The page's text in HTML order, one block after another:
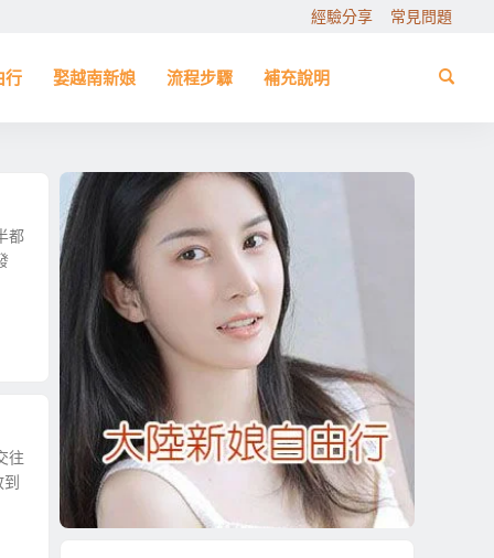
經驗分享 常見問題
行 娶越南新娘 流程步驟 補充說明
都
往